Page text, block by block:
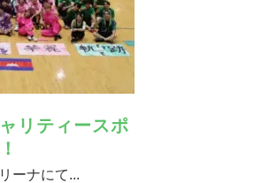
リティースポ
ーナにて...